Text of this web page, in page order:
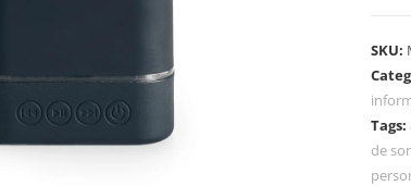
SKU:
Tags:
de